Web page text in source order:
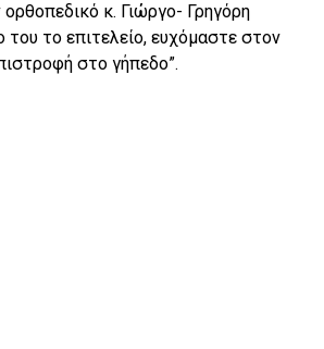
κ. Γιώργο- Γρηγόρη
του το επιτελείο, ευχόμαστε στον
στο γήπεδο”.